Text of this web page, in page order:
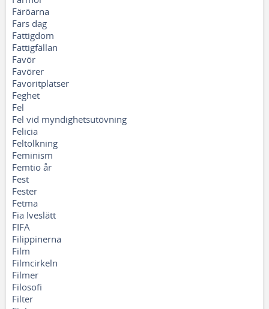
Färöarna
Fars dag
Fattigdom
Fattigfällan
Favör
Favörer
Favoritplatser
Feghet
Fel
Fel vid myndighetsutövning
Felicia
Feltolkning
Feminism
Femtio år
Fest
Fester
Fetma
Fia Iveslätt
FIFA
Filippinerna
Film
Filmcirkeln
Filmer
Filosofi
Filter